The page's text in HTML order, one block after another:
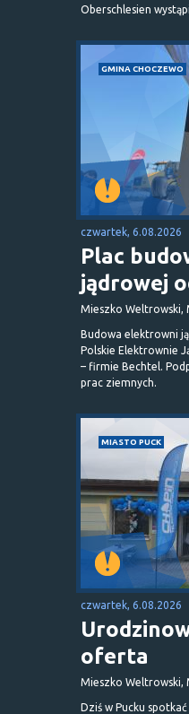
Oberschlesien
GMINA CHOCZEWO
czwartek, 6.08.2026
Plac
jądrowej
Mieszko Weltrowski,
Budowa elektrowni
Polskie Elektrownie
– firmie Bechtel.
prac ziemnych.
MIASTO PUCK
czwartek, 6.08.2026
oferta
Mieszko Weltrowski,
Dziś w Pucku